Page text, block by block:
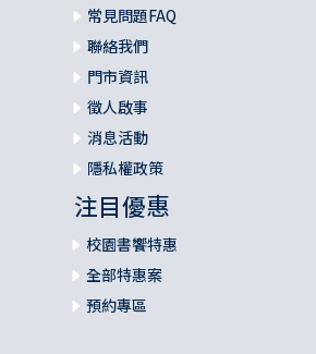
常見問題FAQ
聯絡我們
門市資訊
徵人啟事
消息活動
隱私權政策
注目優惠
校園書饗特惠
全部特惠案
預約專區